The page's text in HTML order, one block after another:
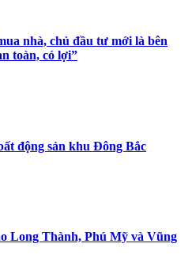
nhà, chủ đầu tư mới là bên
toàn, có lợi”
động sản khu Đông Bắc
Long Thành, Phú Mỹ và Vũng